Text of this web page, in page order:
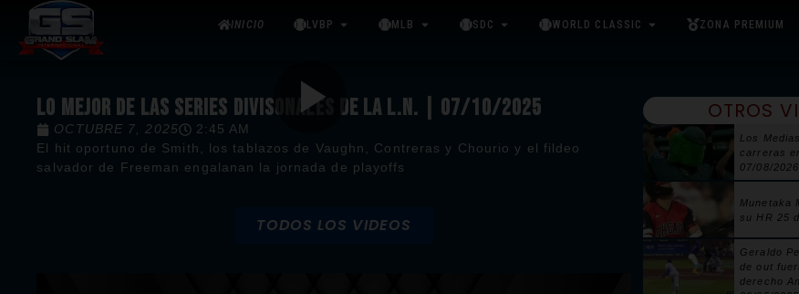
INICIO LVBP MLB SDC WORLD CLASSIC ZONA PREMIUM
LO MEJOR DE LAS SERIES DIVISONALES DE LA L.N. | 07/10/2025
OCTUBRE 7, 2025
2:45 AM
El hit oportuno de Smith, los tablazos de Vaughn, Contreras y Chourio y el fildeo
salvador de Freeman engalanan la jornada de playoffs
TODOS LOS VIDEOS
OTROS
Los
carreras
07/08/2026
Munetaka
su HR 25
Geraldo
de out
derecho